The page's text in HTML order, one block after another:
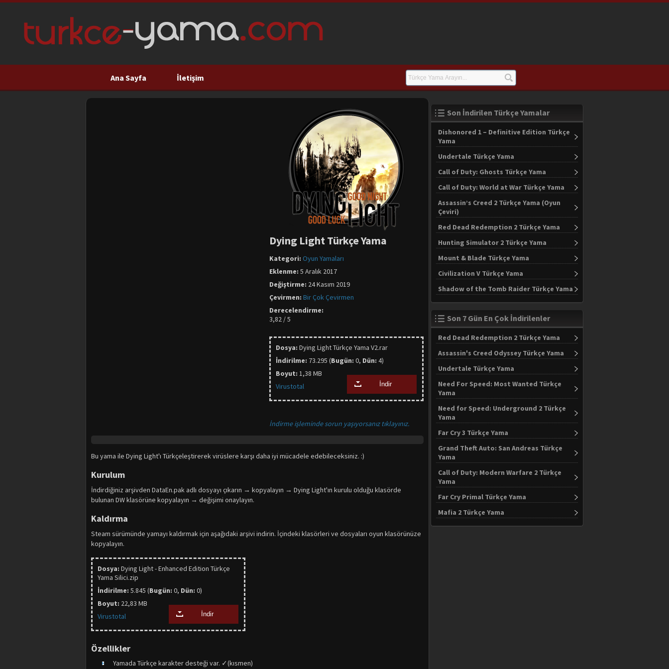
Ana Sayfa İletişim
Dying Light Türkçe Yama
Kategori: Oyun Yamaları
Eklenme: 5 Aralık 2017
Değiştirme: 24 Kasım 2019
Çevirmen: Bir Çok Çevirmen
Derecelendirme:
3,82 / 5
Dosya: Dying Light Türkçe Yama V2.rar
İndirilme: 73.295 (Bugün: 0, Dün: 4)
Boyut: 1,38 MB
Virustotal
İndir
İndirme işleminde sorun yaşıyorsanız tıklayınız.
Bu yama ile Dying Light'ı Türkçeleştirerek virüslere karşı daha iyi mücadele edebileceksiniz. :)
Kurulum
İndirdiğiniz arşivden DataEn.pak adlı dosyayı çıkarın → kopyalayın → Dying Light'ın kurulu olduğu klasörde
bulunan DW klasörüne kopyalayın → değişimi onaylayın.
Kaldırma
Steam sürümünde yamayı kaldırmak için aşağıdaki arşivi indirin. İçindeki klasörleri ve dosyaları oyun klasörünüze
kopyalayın.
Dosya: Dying Light - Enhanced Edition Türkçe
Yama Silici.zip
İndirilme: 5.845 (Bugün: 0, Dün: 0)
Boyut: 22,83 MB
Virustotal
İndir
Özellikler
Yamada Türkçe karakter desteği var. ✓(kısmen)
Son İndirilen Türkçe Yamalar
Dishonored 1 – Definitive Edition Türkçe
Yama
Undertale Türkçe Yama
Call of Duty: Ghosts Türkçe Yama
Call of Duty: World at War Türkçe Yama
Assassin’s Creed 2 Türkçe Yama (Oyun
Çeviri)
Red Dead Redemption 2 Türkçe Yama
Hunting Simulator 2 Türkçe Yama
Mount & Blade Türkçe Yama
Civilization V Türkçe Yama
Shadow of the Tomb Raider Türkçe Yama
Son 7 Gün En Çok İndirilenler
Red Dead Redemption 2 Türkçe Yama
Assassin's Creed Odyssey Türkçe Yama
Undertale Türkçe Yama
Need For Speed: Most Wanted Türkçe
Yama
Need for Speed: Underground 2 Türkçe
Yama
Far Cry 3 Türkçe Yama
Grand Theft Auto: San Andreas Türkçe
Yama
Call of Duty: Modern Warfare 2 Türkçe
Yama
Far Cry Primal Türkçe Yama
Mafia 2 Türkçe Yama